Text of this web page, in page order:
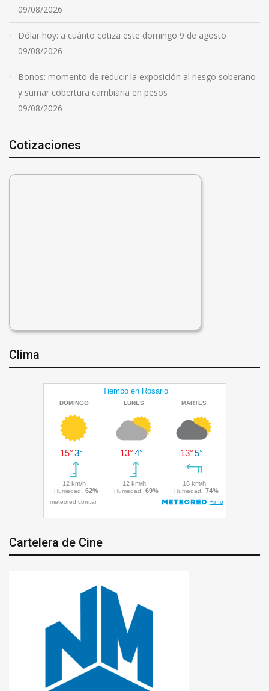
09/08/2026
Dólar hoy: a cuánto cotiza este domingo 9 de agosto
09/08/2026
Bonos: momento de reducir la exposición al riesgo soberano
y sumar cobertura cambiaria en pesos
09/08/2026
Cotizaciones
Clima
Cartelera de Cine